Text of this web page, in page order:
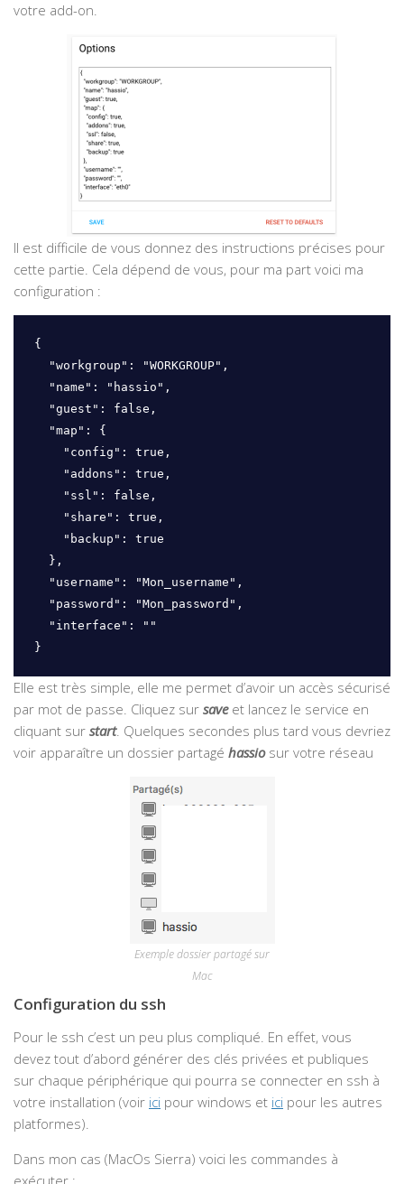
votre add-on.
Il est difficile de vous donnez des instructions précises pour
cette partie. Cela dépend de vous, pour ma part voici ma
configuration :
{
}
Elle est très simple, elle me permet d’avoir un accès sécurisé
par mot de passe. Cliquez sur saveet lancez le service en
cliquant sur start. Quelques secondes plus tard vous devriez
voir apparaître un dossier partagé hassiosur votre réseau
Exemple dossier partagé sur
Mac
Configuration du ssh
Pour le ssh c’est un peu plus compliqué. En effet, vous
devez tout d’abord générer des clés privées et publiques
sur chaque périphérique qui pourra se connecter en ssh à
votre installation (voir ici pour windows et ici pour les autres
platformes).
Dans mon cas (MacOs Sierra) voici les commandes à